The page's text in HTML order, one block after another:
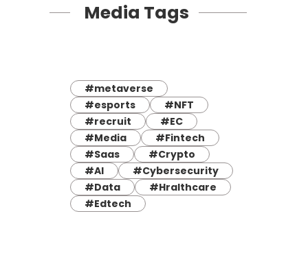
Media Tags
#metaverse
#esports
#NFT
#recruit
#EC
#Media
#Fintech
#Saas
#Crypto
#AI
#Cybersecurity
#Data
#Hralthcare
#Edtech